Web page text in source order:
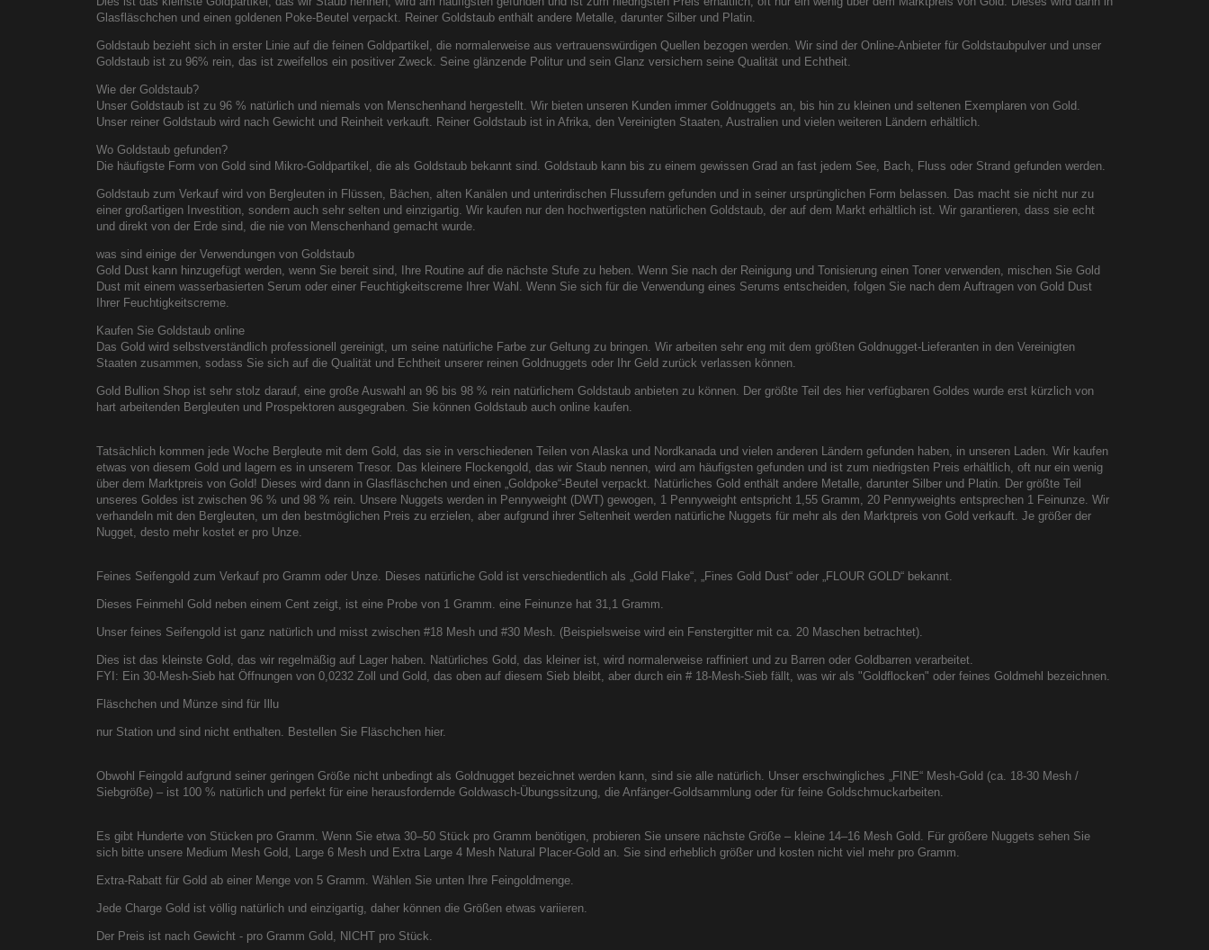
Glasfläschchen und einen goldenen Poke-Beutel verpackt. Reiner Goldstaub enthält andere Metalle, darunter Silber und Platin.
Goldstaub bezieht sich in erster Linie auf die feinen Goldpartikel, die normalerweise aus vertrauenswürdigen Quellen bezogen werden. Wir sind der Online-Anbieter für Goldstaubpulver und unser
Goldstaub ist zu 96% rein, das ist zweifellos ein positiver Zweck. Seine glänzende Politur und sein Glanz versichern seine Qualität und Echtheit.
Wie der Goldstaub?
Unser Goldstaub ist zu 96 % natürlich und niemals von Menschenhand hergestellt. Wir bieten unseren Kunden immer Goldnuggets an, bis hin zu kleinen und seltenen Exemplaren von Gold.
Unser reiner Goldstaub wird nach Gewicht und Reinheit verkauft. Reiner Goldstaub ist in Afrika, den Vereinigten Staaten, Australien und vielen weiteren Ländern erhältlich.
Wo Goldstaub gefunden?
Die häufigste Form von Gold sind Mikro-Goldpartikel, die als Goldstaub bekannt sind. Goldstaub kann bis zu einem gewissen Grad an fast jedem See, Bach, Fluss oder Strand gefunden werden.
Goldstaub zum Verkauf wird von Bergleuten in Flüssen, Bächen, alten Kanälen und unterirdischen Flussufern gefunden und in seiner ursprünglichen Form belassen. Das macht sie nicht nur zu
einer großartigen Investition, sondern auch sehr selten und einzigartig. Wir kaufen nur den hochwertigsten natürlichen Goldstaub, der auf dem Markt erhältlich ist. Wir garantieren, dass sie echt
und direkt von der Erde sind, die nie von Menschenhand gemacht wurde.
was sind einige der Verwendungen von Goldstaub
Gold Dust kann hinzugefügt werden, wenn Sie bereit sind, Ihre Routine auf die nächste Stufe zu heben. Wenn Sie nach der Reinigung und Tonisierung einen Toner verwenden, mischen Sie Gold
Dust mit einem wasserbasierten Serum oder einer Feuchtigkeitscreme Ihrer Wahl. Wenn Sie sich für die Verwendung eines Serums entscheiden, folgen Sie nach dem Auftragen von Gold Dust
Ihrer Feuchtigkeitscreme.
Kaufen Sie Goldstaub online
Das Gold wird selbstverständlich professionell gereinigt, um seine natürliche Farbe zur Geltung zu bringen. Wir arbeiten sehr eng mit dem größten Goldnugget-Lieferanten in den Vereinigten
Staaten zusammen, sodass Sie sich auf die Qualität und Echtheit unserer reinen Goldnuggets oder Ihr Geld zurück verlassen können.
Gold Bullion Shop ist sehr stolz darauf, eine große Auswahl an 96 bis 98 % rein natürlichem Goldstaub anbieten zu können. Der größte Teil des hier verfügbaren Goldes wurde erst kürzlich von
hart arbeitenden Bergleuten und Prospektoren ausgegraben. Sie können Goldstaub auch online kaufen.
Tatsächlich kommen jede Woche Bergleute mit dem Gold, das sie in verschiedenen Teilen von Alaska und Nordkanada und vielen anderen Ländern gefunden haben, in unseren Laden. Wir kaufen
etwas von diesem Gold und lagern es in unserem Tresor. Das kleinere Flockengold, das wir Staub nennen, wird am häufigsten gefunden und ist zum niedrigsten Preis erhältlich, oft nur ein wenig
über dem Marktpreis von Gold! Dieses wird dann in Glasfläschchen und einen „Goldpoke“-Beutel verpackt. Natürliches Gold enthält andere Metalle, darunter Silber und Platin. Der größte Teil
unseres Goldes ist zwischen 96 % und 98 % rein. Unsere Nuggets werden in Pennyweight (DWT) gewogen, 1 Pennyweight entspricht 1,55 Gramm, 20 Pennyweights entsprechen 1 Feinunze. Wir
verhandeln mit den Bergleuten, um den bestmöglichen Preis zu erzielen, aber aufgrund ihrer Seltenheit werden natürliche Nuggets für mehr als den Marktpreis von Gold verkauft. Je größer der
Nugget, desto mehr kostet er pro Unze.
Feines Seifengold zum Verkauf pro Gramm oder Unze. Dieses natürliche Gold ist verschiedentlich als „Gold Flake“, „Fines Gold Dust“ oder „FLOUR GOLD“ bekannt.
Dieses Feinmehl Gold neben einem Cent zeigt, ist eine Probe von 1 Gramm. eine Feinunze hat 31,1 Gramm.
Unser feines Seifengold ist ganz natürlich und misst zwischen #18 Mesh und #30 Mesh. (Beispielsweise wird ein Fenstergitter mit ca. 20 Maschen betrachtet).
Dies ist das kleinste Gold, das wir regelmäßig auf Lager haben. Natürliches Gold, das kleiner ist, wird normalerweise raffiniert und zu Barren oder Goldbarren verarbeitet.
FYI: Ein 30-Mesh-Sieb hat Öffnungen von 0,0232 Zoll und Gold, das oben auf diesem Sieb bleibt, aber durch ein # 18-Mesh-Sieb fällt, was wir als "Goldflocken" oder feines Goldmehl bezeichnen.
Fläschchen und Münze sind für Illu
nur Station und sind nicht enthalten. Bestellen Sie Fläschchen hier.
Obwohl Feingold aufgrund seiner geringen Größe nicht unbedingt als Goldnugget bezeichnet werden kann, sind sie alle natürlich. Unser erschwingliches „FINE“ Mesh-Gold (ca. 18-30 Mesh /
Siebgröße) – ist 100 % natürlich und perfekt für eine herausfordernde Goldwasch-Übungssitzung, die Anfänger-Goldsammlung oder für feine Goldschmuckarbeiten.
Es gibt Hunderte von Stücken pro Gramm. Wenn Sie etwa 30–50 Stück pro Gramm benötigen, probieren Sie unsere nächste Größe – kleine 14–16 Mesh Gold. Für größere Nuggets sehen Sie
sich bitte unsere Medium Mesh Gold, Large 6 Mesh und Extra Large 4 Mesh Natural Placer-Gold an. Sie sind erheblich größer und kosten nicht viel mehr pro Gramm.
Extra-Rabatt für Gold ab einer Menge von 5 Gramm. Wählen Sie unten Ihre Feingoldmenge.
Jede Charge Gold ist völlig natürlich und einzigartig, daher können die Größen etwas variieren.
Der Preis ist nach Gewicht - pro Gramm Gold, NICHT pro Stück.